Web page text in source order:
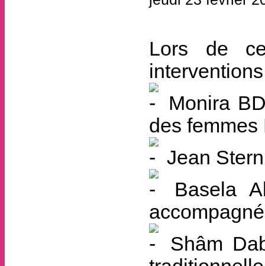
Lors de
Monira
des
Jean
Basela
Shâm